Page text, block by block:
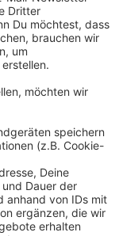
Ersatzbaus
Neuenhaus
brauche die
betreffenden